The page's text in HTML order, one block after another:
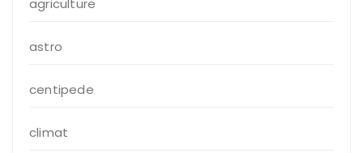
agriculture
astro
centipede
climat